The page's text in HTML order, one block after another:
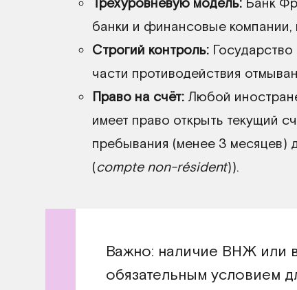
банки и финансовые компании,
Строгий контроль:
части противодействия
Право на счёт: Любой
имеет право открыть текущий
пребывания (менее 3 месяцев)
(compte non-résident)).
Важно: наличие ВНЖ или
обязательным условием